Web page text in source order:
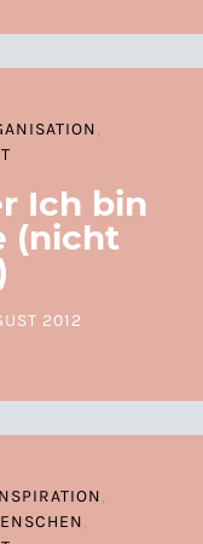
Ich bin
(nicht
ON
2012